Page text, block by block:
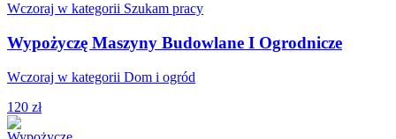
Wczoraj w kategorii Szukam pracy
Wypożyczę Maszyny Budowlane I Ogrodnicze
Wczoraj w kategorii Dom i ogród
120 zł